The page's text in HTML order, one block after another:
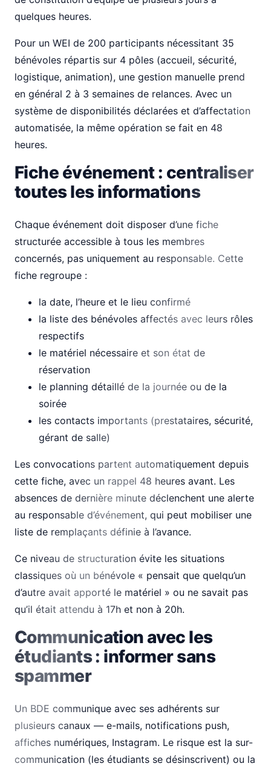
quelques heures.
Pour un WEI de 200 participants nécessitant 35
bénévoles répartis sur 4 pôles (accueil, sécurité,
logistique, animation), une gestion manuelle prend
en général 2 à 3 semaines de relances. Avec un
système de disponibilités déclarées et d’affectation
automatisée, la même opération se fait en 48
heures.
Fiche événement : centraliser
toutes les informations
Chaque événement doit disposer d’une fiche
structurée accessible à tous les membres
concernés, pas uniquement au responsable. Cette
fiche regroupe :
la date, l’heure et le lieu confirmé
la liste des bénévoles affectés avec leurs rôles
respectifs
le matériel nécessaire et son état de
réservation
le planning détaillé de la journée ou de la
soirée
les contacts importants (prestataires, sécurité,
gérant de salle)
Les convocations partent automatiquement depuis
cette fiche, avec un rappel 48 heures avant. Les
absences de dernière minute déclenchent une alerte
au responsable d’événement, qui peut mobiliser une
liste de remplaçants définie à l’avance.
Ce niveau de structuration évite les situations
classiques où un bénévole « pensait que quelqu’un
d’autre avait apporté le matériel » ou ne savait pas
qu’il était attendu à 17h et non à 20h.
Communication avec les
étudiants : informer sans
spammer
Un BDE communique avec ses adhérents sur
plusieurs canaux — e-mails, notifications push,
affiches numériques, Instagram. Le risque est la sur-
communication (les étudiants se désinscrivent) ou la